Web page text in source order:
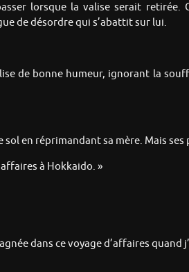
lorsque la valise serait
de désordre qui s’abattit sur lui.
de bonne humeur, ignorant la
en réprimandant sa mère. Mais
à Hokkaido. »
dans ce voyage d’affaires quand